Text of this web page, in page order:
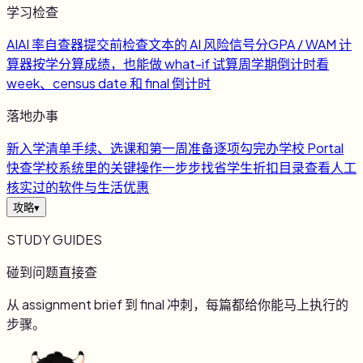
学习检查
AIAI 率自查器提交前检查文本的 AI 风险信号分GPA / WAM 计
算器按学分算成绩，也能做 what-if 试算周学期倒计时看
week、census date 和 final 倒计时
落地办事
新入学清单手续、选课和第一周准备逐项勾完办学校 Portal
快查学校系统里的关键操作一步步找省学生折扣目录查看人工
核实过的软件与生活优惠
攻略▾
STUDY GUIDES
碰到问题直接查
从 assignment brief 到 final 冲刺，每篇都给你能马上执行的
步骤。